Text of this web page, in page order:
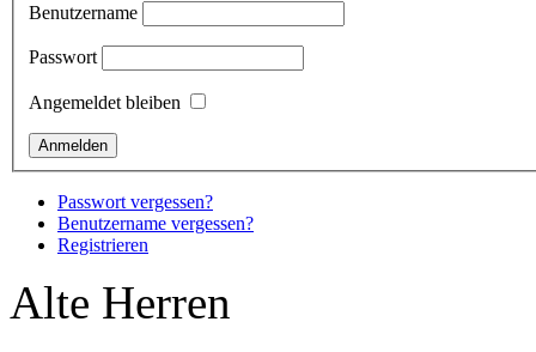
Benutzername
Passwort
Angemeldet bleiben
Passwort vergessen?
Benutzername vergessen?
Registrieren
Alte Herren